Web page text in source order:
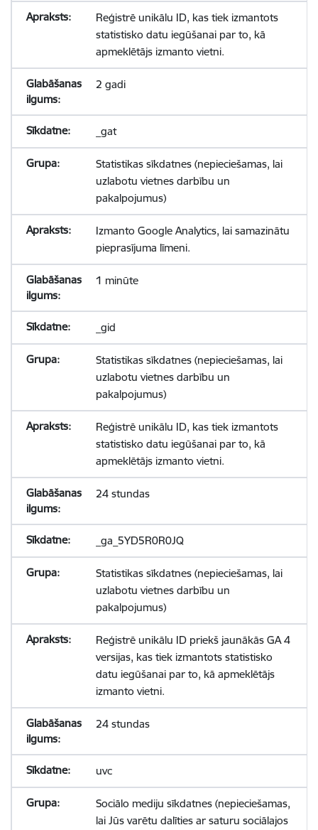
Reģistrē unikālu ID, kas tiek izmantots
statistisko datu iegūšanai par to, kā
apmeklētājs izmanto vietni.
2 gadi
_gat
Statistikas sīkdatnes (nepieciešamas, lai
uzlabotu vietnes darbību un
pakalpojumus)
Izmanto Google Analytics, lai samazinātu
pieprasījuma līmeni.
1 minūte
_gid
Statistikas sīkdatnes (nepieciešamas, lai
uzlabotu vietnes darbību un
pakalpojumus)
Reģistrē unikālu ID, kas tiek izmantots
statistisko datu iegūšanai par to, kā
apmeklētājs izmanto vietni.
24 stundas
_ga_5YD5R0R0JQ
Statistikas sīkdatnes (nepieciešamas, lai
uzlabotu vietnes darbību un
pakalpojumus)
Reģistrē unikālu ID priekš jaunākās GA 4
versijas, kas tiek izmantots statistisko
datu iegūšanai par to, kā apmeklētājs
izmanto vietni.
24 stundas
uvc
Sociālo mediju sīkdatnes (nepieciešamas,
lai Jūs varētu dalīties ar saturu sociālajos